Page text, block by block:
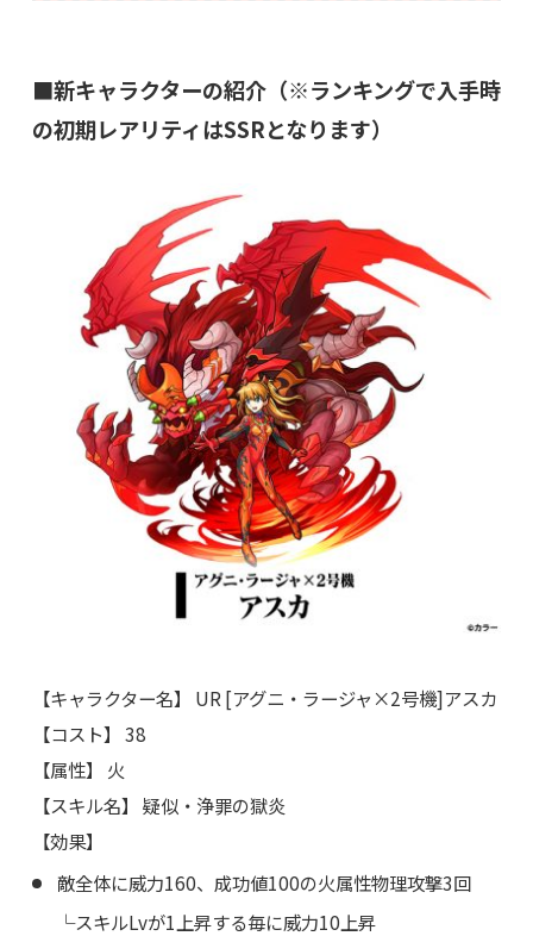
■新キャラクターの紹介（※ランキングで入手時
の初期レアリティはSSRとなります）
【キャラクター名】 UR [アグニ・ラージャ×2号機]アスカ
【コスト】 38
【属性】 火
【スキル名】 疑似・浄罪の獄炎
【効果】
敵全体に威力160、成功値100の火属性物理攻撃3回
└スキルLvが1上昇する毎に威力10上昇